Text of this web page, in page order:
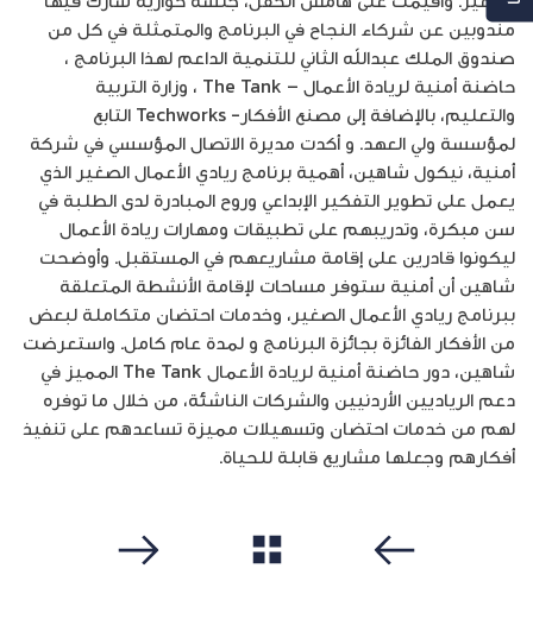
مندوبين عن شركاء النجاح في البرنامج والمتمثلة في كل من
صندوق الملك عبدالله الثاني للتنمية الداعم لهذا البرنامج ،
حاضنة أمنية لريادة الأعمال – The Tank ، وزارة التربية
والتعليم، بالإضافة إلى مصنع الأفكار- Techworks التابع
لمؤسسة ولي العهد. و أكدت مديرة الاتصال المؤسسي في شركة
أمنية، نيكول شاهين، أهمية برنامج ريادي الأعمال الصغير الذي
يعمل على تطوير التفكير الإبداعي وروح المبادرة لدى الطلبة في
سن مبكرة، وتدريبهم على تطبيقات ومهارات ريادة الأعمال
ليكونوا قادرين على إقامة مشاريعهم في المستقبل. وأوضحت
شاهين أن أمنية ستوفر مساحات لإقامة الأنشطة المتعلقة
ببرنامج ريادي الأعمال الصغير، وخدمات احتضان متكاملة لبعض
من الأفكار الفائزة بجائزة البرنامج و لمدة عام كامل. واستعرضت
شاهين، دور حاضنة أمنية لريادة الأعمال The Tank المميز في
دعم الرياديين الأردنيين والشركات الناشئة، من خلال ما توفره
لهم من خدمات احتضان وتسهيلات مميزة تساعدهم على تنفيذ
أفكارهم وجعلها مشاريع قابلة للحياة.